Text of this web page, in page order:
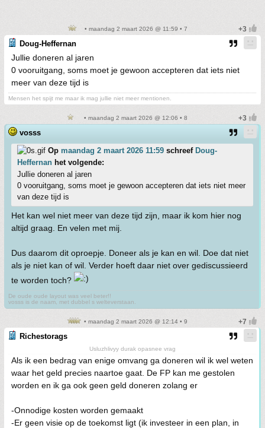
• maandag 2 maart 2026 @ 11:59 • 7
Doug-Heffernan
Jullie doneren al jaren
0 vooruitgang, soms moet je gewoon accepteren dat iets niet
meer van deze tijd is
Mensen het spijt me maar ik mag jullie niet meer mentionen.
• maandag 2 maart 2026 @ 12:06 • 8
vosss
Op maandag 2 maart 2026 11:59 schreef Doug-
Heffernan het volgende:
Jullie doneren al jaren
0 vooruitgang, soms moet je gewoon accepteren dat iets niet meer
van deze tijd is
Het kan wel niet meer van deze tijd zijn, maar ik kom hier nog
altijd graag. En velen met mij.
Dus daarom dit oproepje. Doneer als je kan en wil. Doe dat niet
als je niet kan of wil. Verder hoeft daar niet over gediscussieerd
te worden toch?
De oude oude layout was veel beter!!
vosss is de naam, met dubbel s welteverstaan.
• maandag 2 maart 2026 @ 12:14 • 9
Richestorags
Usluzhlivyy durak opasnee vrag
Als ik een bedrag van enige omvang ga doneren wil ik wel weten
waar het geld precies naartoe gaat. De FP kan me gestolen
worden en ik ga ook geen geld doneren zolang er
-Onnodige kosten worden gemaakt
-Er geen visie op de toekomst ligt (ik investeer in een plan, in